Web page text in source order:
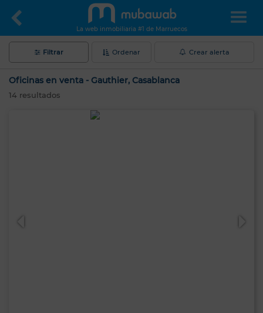
La web inmobiliaria #1 de Marruecos
Filtrar Ordenar Crear alerta
Oficinas en venta - Gauthier, Casablanca
14 resultados